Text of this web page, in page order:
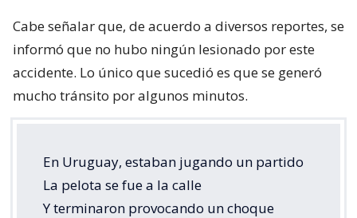
Cabe señalar que, de acuerdo a diversos reportes, se
informó que no hubo ningún lesionado por este
accidente. Lo único que sucedió es que se generó
mucho tránsito por algunos minutos.
En Uruguay, estaban jugando un partido
La pelota se fue a la calle
Y terminaron provocando un choque